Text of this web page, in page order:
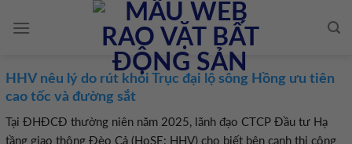
HHV nêu lý do rút khỏi Trục đại lộ sông Hồng ưu tiên
cao tốc và đường sắt
Tại ĐHĐCĐ thường niên năm 2025, lãnh đạo CTCP Đầu tư Hạ
tầng giao thông Đèo Cả (HoSE: HHV) cho biết bên cạnh thi công